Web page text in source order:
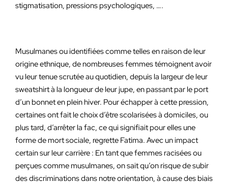
stigmatisation, pressions psychologiques, ….
Musulmanes ou identifiées comme telles en raison de leur
origine ethnique, de nombreuses femmes témoignent avoir
vu leur tenue scrutée au quotidien, depuis la largeur de leur
sweatshirt à la longueur de leur jupe, en passant par le port
d’un bonnet en plein hiver. Pour échapper à cette pression,
certaines ont fait le choix d’être scolarisées à domiciles, ou
plus tard, d’arrêter la fac, ce qui signifiait pour elles une
forme de mort sociale, regrette Fatima. Avec un impact
certain sur leur carrière : En tant que femmes racisées ou
perçues comme musulmanes, on sait qu’on risque de subir
des discriminations dans notre orientation, à cause des biais